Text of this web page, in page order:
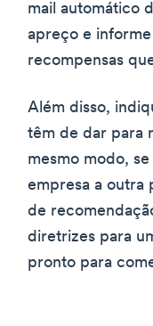
mail automático
apreço e
recompensas
Além disso,
têm de dar para
mesmo modo,
empresa a outra
de
diretrizes para
pronto para